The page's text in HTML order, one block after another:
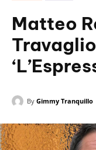
Matteo
By Gimmy Tranquillo